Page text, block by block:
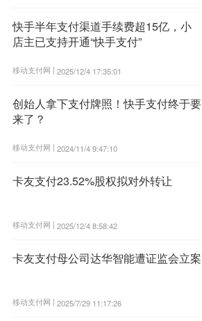
快手半年支付渠道手续费超15亿，小
店主已支持开通“快手支付”
移动支付网 | 2025/12/4 17:35:01
创始人拿下支付牌照！快手支付终于要
来了？
移动支付网 | 2024/11/4 9:47:10
卡友支付23.52%股权拟对外转让
移动支付网 | 2025/12/4 8:58:42
卡友支付母公司达华智能遭证监会立案
移动支付网 | 2025/7/29 11:17:26